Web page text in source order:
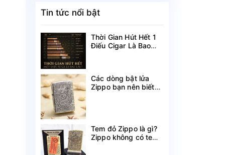
Tin tức nổi bật
Thời Gian Hút Hết 1
Điếu Cigar Là Bao
Các dòng bật lửa
Zippo bạn nên biết
Tem đỏ Zippo là gì?
Zippo không có tem